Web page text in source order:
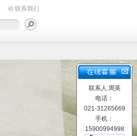
联系我们
联系人:周英
电话：
021-31265669
手机：
15900994998